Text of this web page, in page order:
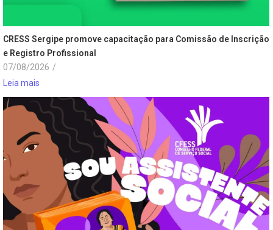
CRESS Sergipe promove capacitação para Comissão de Inscrição
e Registro Profissional
07/08/2026 /
Leia mais